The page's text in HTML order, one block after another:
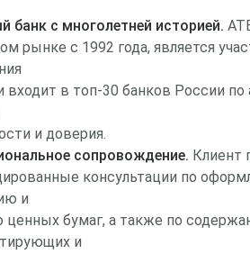
банк с многолетней историей.
рынке с 1992 года, является
входит в топ-30 банков России
и доверия.
сопровождение. Клиент
консультации по
и
ценных бумаг, а также по
и